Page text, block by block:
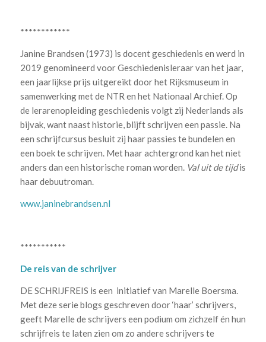
************
Janine Brandsen (1973) is docent geschiedenis en werd in
2019 genomineerd voor Geschiedenisleraar van het jaar,
een jaarlijkse prijs uitgereikt door het Rijksmuseum in
samenwerking met de NTR en het Nationaal Archief. Op
de lerarenopleiding geschiedenis volgt zij Nederlands als
bijvak, want naast historie, blijft schrijven een passie. Na
een schrijfcursus besluit zij haar passies te bundelen en
een boek te schrijven. Met haar achtergrond kan het niet
anders dan een historische roman worden. Val uit de tijdis
haar debuutroman.
www.janinebrandsen.nl
***********
De reis van de schrijver
DE SCHRIJFREIS is een initiatief van Marelle Boersma.
Met deze serie blogs geschreven door ‘haar’ schrijvers,
geeft Marelle de schrijvers een podium om zichzelf én hun
schrijfreis te laten zien om zo andere schrijvers te